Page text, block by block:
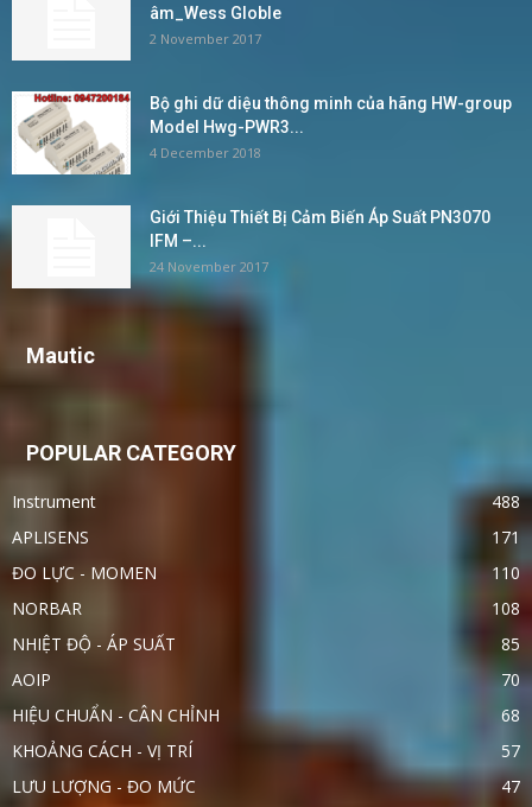
âm_Wess Globle
2 November 2017
Bộ ghi dữ diệu thông minh của hãng HW-group
Model Hwg-PWR3...
4 December 2018
Giới Thiệu Thiết Bị Cảm Biến Áp Suất PN3070
IFM –...
24 November 2017
Mautic
POPULAR CATEGORY
Instrument
488
APLISENS
171
ĐO LỰC - MOMEN
110
NORBAR
108
NHIỆT ĐỘ - ÁP SUẤT
85
AOIP
70
HIỆU CHUẨN - CÂN CHỈNH
68
KHOẢNG CÁCH - VỊ TRÍ
57
LƯU LƯỢNG - ĐO MỨC
47